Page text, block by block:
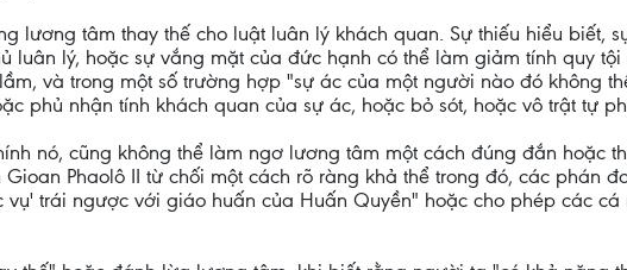
lương tâm thay thế cho luật luân lý khách quan. Sự thiếu hiểu biết,
luân lý, hoặc sự vắng mặt của đức hạnh có thể làm giảm tính quy
và trong một số trường hợp "sự ác của một người nào đó không
phủ nhận tính khách quan của sự ác, hoặc bỏ sót, hoặc vô trật tự
nó, cũng không thể làm ngơ lương tâm một cách đúng đắn hoặc
Phaolô II từ chối một cách rõ ràng khả thể trong đó, các phán
trái ngược với giáo huấn của Huấn Quyền" hoặc cho phép các